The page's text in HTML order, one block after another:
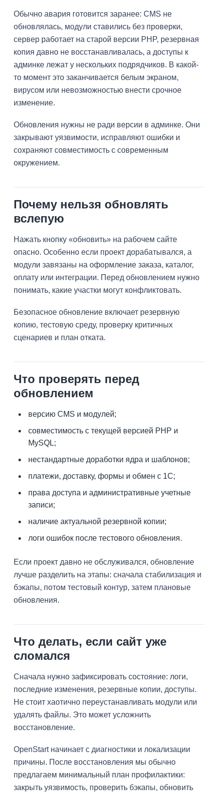
Обычно авария готовится заранее: CMS не
обновлялась, модули ставились без проверки,
сервер работает на старой версии PHP, резервная
копия давно не восстанавливалась, а доступы к
админке лежат у нескольких подрядчиков. В какой-
то момент это заканчивается белым экраном,
вирусом или невозможностью внести срочное
изменение.
Обновления нужны не ради версии в админке. Они
закрывают уязвимости, исправляют ошибки и
сохраняют совместимость с современным
окружением.
Почему нельзя обновлять
вслепую
Нажать кнопку «обновить» на рабочем сайте
опасно. Особенно если проект дорабатывался, а
модули завязаны на оформление заказа, каталог,
оплату или интеграции. Перед обновлением нужно
понимать, какие участки могут конфликтовать.
Безопасное обновление включает резервную
копию, тестовую среду, проверку критичных
сценариев и план отката.
Что проверять перед
обновлением
версию CMS и модулей;
совместимость с текущей версией PHP и
MySQL;
нестандартные доработки ядра и шаблонов;
платежи, доставку, формы и обмен с 1С;
права доступа и административные учетные
записи;
наличие актуальной резервной копии;
логи ошибок после тестового обновления.
Если проект давно не обслуживался, обновление
лучше разделить на этапы: сначала стабилизация и
бэкапы, потом тестовый контур, затем плановые
обновления.
Что делать, если сайт уже
сломался
Сначала нужно зафиксировать состояние: логи,
последние изменения, резервные копии, доступы.
Не стоит хаотично переустанавливать модули или
удалять файлы. Это может усложнить
восстановление.
OpenStart начинает с диагностики и локализации
причины. После восстановления мы обычно
предлагаем минимальный план профилактики:
закрыть уязвимость, проверить бэкапы, обновить